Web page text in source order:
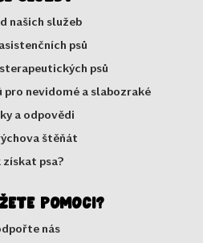
našich služeb
psů
psů
pro nevidomé a slabozraké
a odpovědi
štěňát
získat psa?
pomoci?
nás